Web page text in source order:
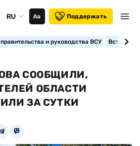
RU Аа Поддержать
и руководства ВСУ
СООБЩИЛИ,
ОБЛАСТИ
ЗА СУТКИ